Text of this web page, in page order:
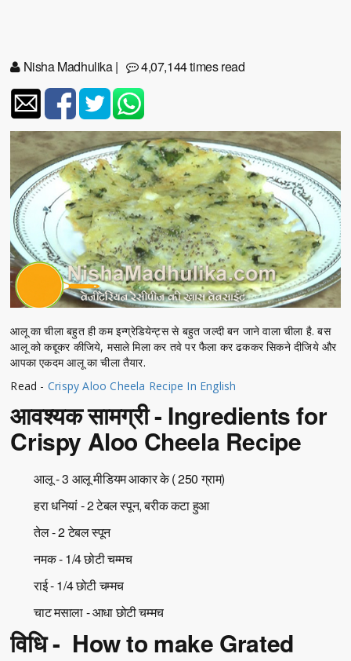
Nisha Madhulika| 4,07,144 times read
आलू का चीला बहुत ही कम इन्ग्रेडियेन्ट्स से बहुत जल्दी बन जाने वाला चीला है. बस
आलू को कद्दूकर कीजिये, मसाले मिला कर तवे पर फैला कर ढककर सिकने दीजिये और
आपका एकदम आलू का चीला तैयार.
Read - Crispy Aloo Cheela Recipe In English
आवश्यक सामग्री - Ingredients for
Crispy Aloo Cheela Recipe
आलू - 3 आलू मीडियम आकार के ( 250 ग्राम)
हरा धनियां - 2 टेबल स्पून, बरीक कटा हुआ
तेल - 2 टेबल स्पून
नमक - 1/4 छोटी चम्मच
राई - 1/4 छोटी चम्मच
चाट मसाला - आधा छोटी चम्मच
विधि - How to make Grated